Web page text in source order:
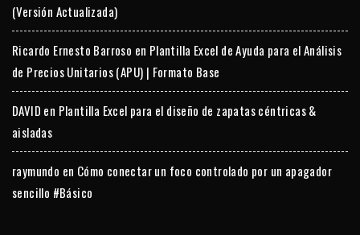
(Versión Actualizada)
Ricardo Ernesto Barroso en Plantilla Excel de Ayuda para el Análisis
de Precios Unitarios (APU) | Formato Base
DAVID en Plantilla Excel para el diseño de zapatas céntricas &
aisladas
raymundo en Cómo conectar un foco controlado por un apagador
sencillo #Básico